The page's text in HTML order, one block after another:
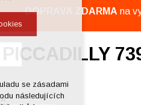
DOPRAVA ZDARMA na
se zásadami
následujících